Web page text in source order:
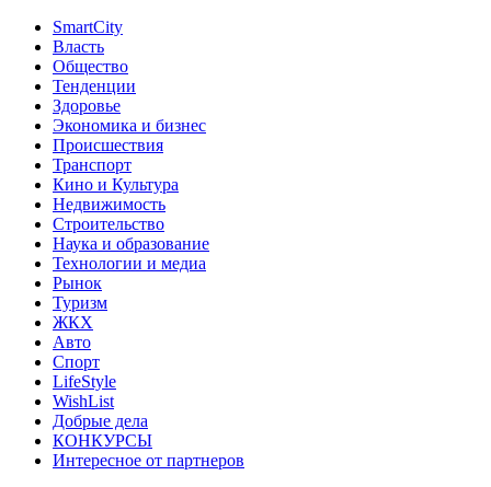
SmartCity
Власть
Общество
Тенденции
Здоровье
Экономика и бизнес
Происшествия
Транспорт
Кино и Культура
Недвижимость
Строительство
Наука и образование
Технологии и медиа
Рынок
Туризм
ЖКХ
Авто
Спорт
LifeStyle
WishList
Добрые дела
КОНКУРСЫ
Интересное от партнеров